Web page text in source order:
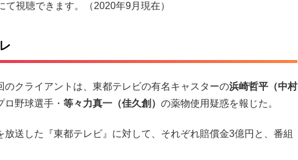
視聴できます。（2020年9月現在）
のクライアントは、東都テレビの有名キャスターの浜崎哲平（中村
野球選手・ 等々力真一（佳久創） の薬物使用疑惑を報じた。
送した『東都テレビ』に対して、それぞれ賠償金3億円と、番組